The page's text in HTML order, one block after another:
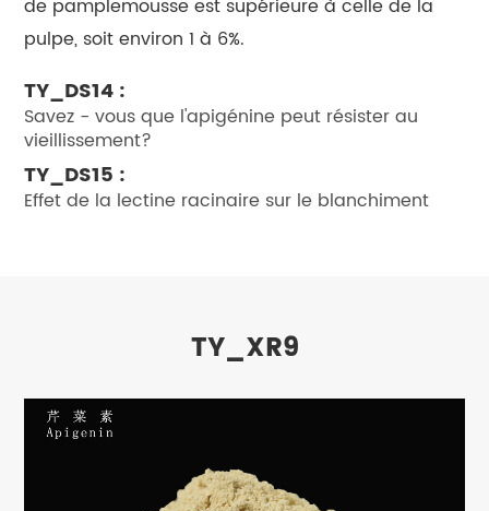
de pamplemousse est supérieure à celle de la
pulpe, soit environ 1 à 6%.
TY_DS14 :
Savez - vous que l'apigénine peut résister au
vieillissement?
TY_DS15 :
Effet de la lectine racinaire sur le blanchiment
TY_XR9